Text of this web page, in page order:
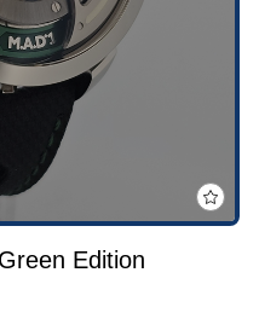
Edition